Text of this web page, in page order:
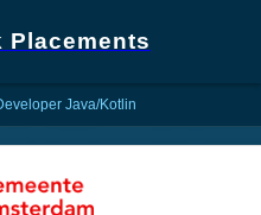
Placements
Java/Kotlin